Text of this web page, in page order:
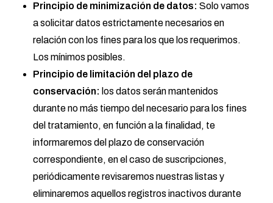
Principio de minimización de datos: Solo vamos
a solicitar datos estrictamente necesarios en
relación con los fines para los que los requerimos.
Los mínimos posibles.
Principio de limitación del plazo de
conservación: los datos serán mantenidos
durante no más tiempo del necesario para los fines
del tratamiento, en función a la finalidad, te
informaremos del plazo de conservación
correspondiente, en el caso de suscripciones,
periódicamente revisaremos nuestras listas y
eliminaremos aquellos registros inactivos durante